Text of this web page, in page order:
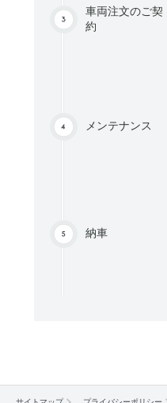
車両注文のご契
約
メンテナンス
納車